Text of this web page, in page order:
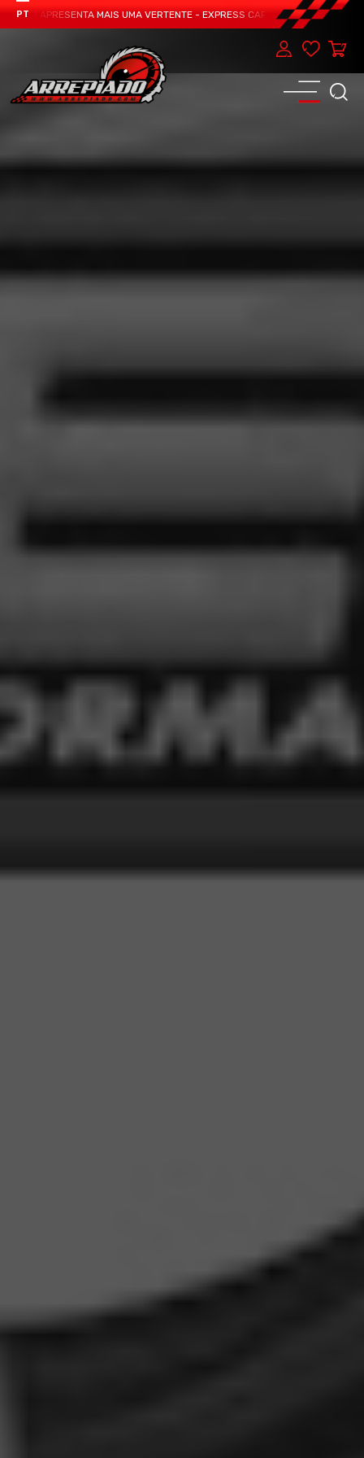
PT
APRESENTA MAIS UMA VERTENTE - EXPRESS CAR SERVICE, MANUTENÇÃO